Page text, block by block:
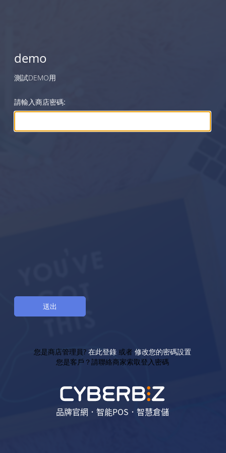
demo
測試DEMO用
請輸入商店密碼:
您是商店管理員? 在此登錄 或者 修改您的密碼設置
您是客戶？請聯絡商家索取登入密碼